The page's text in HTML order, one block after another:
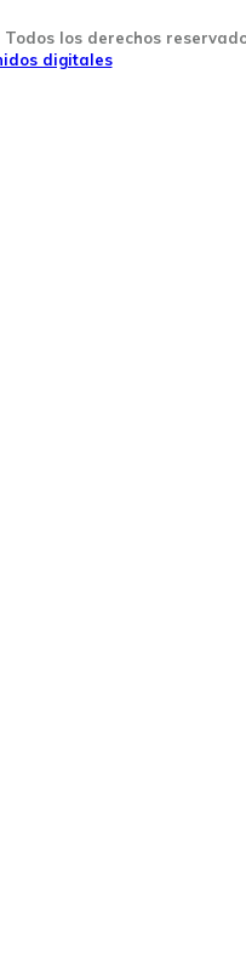
los derechos
digitales